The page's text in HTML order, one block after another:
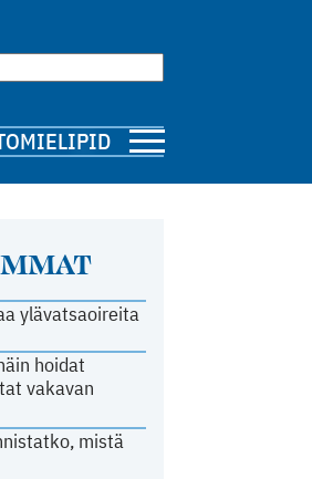
MIELIPIDE
ylävatsaoireita
hoidat
vakavan
mistä